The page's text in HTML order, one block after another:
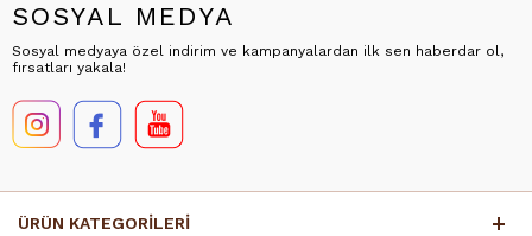
SOSYAL MEDYA
Sosyal medyaya özel indirim ve kampanyalardan ilk sen haberdar ol,
fırsatları yakala!
ÜRÜN KATEGORİLERİ